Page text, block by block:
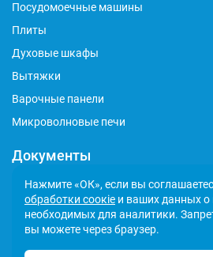
Посудомоечные машины
Плиты
Духовые шкафы
Вытяжки
Варочные панели
Микроволновые печи
Документы
Глобальный кодекс делового
Политика обработки персональных
Сообщить о несоответствии
Нажмите «ОК», если вы
обработки соокіе и ваших данных о
необходимых для аналитики.
вы можете через браузер.